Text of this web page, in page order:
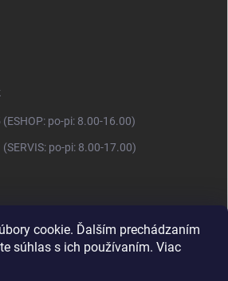
cookie. Ďalším prechádzaním
súhlas s ich používaním. Viac
po-pi: 8.00-16.00)
po-pi: 8.00-17.00)